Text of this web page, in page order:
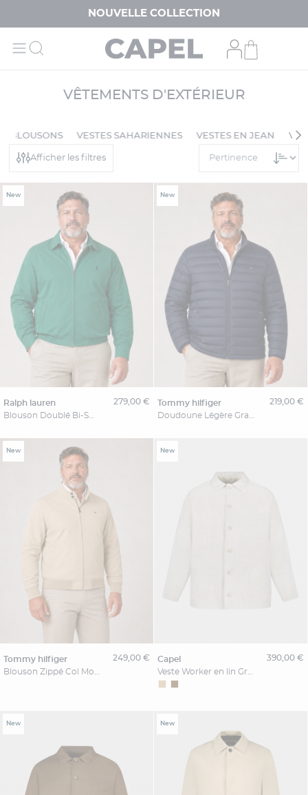
NOUVELLE COLLECTION
VÊTEMENTS D'EXTÉRIEUR
BLOUSONS VESTES SAHARIENNES VESTES EN JEAN
Afficher les filtres
New
ralph lauren
279,00 €
New
tommy hilfiger
219,00 €
New
tommy hilfiger
249,00 €
New
capel
390,00 €
New New